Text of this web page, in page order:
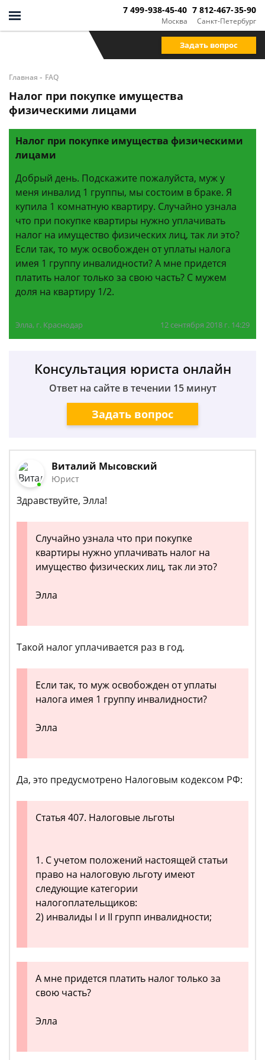
Москва
7 499-938-45-40
Санкт-Петербург
7 812-467-35-90
Задать вопрос
Главная - FAQ
Налог при покупке имущества
физическими лицами
Налог при покупке имущества физическими
лицами
Добрый день. Подскажите пожалуйста, муж у
меня инвалид 1 группы, мы состоим в браке. Я
купила 1 комнатную квартиру. Случайно узнала
что при покупке квартиры нужно уплачивать
налог на имущество физических лиц, так ли это?
Если так, то муж освобожден от уплаты налога
имея 1 группу инвалидности? А мне придется
платить налог только за свою часть? С мужем
доля на квартиру 1/2.
Элла, г. Краснодар 12 сентября 2018 г. 14:29
Консультация юриста онлайн
Ответ на сайте в течении 15 минут
Задать вопрос
Виталий Мысовский
Юрист
Здравствуйте, Элла!
Случайно узнала что при покупке
квартиры нужно уплачивать налог на
имущество физических лиц, так ли это?
Элла
Такой налог уплачивается раз в год.
Если так, то муж освобожден от уплаты
налога имея 1 группу инвалидности?
Элла
Да, это предусмотрено Налоговым кодексом РФ:
Статья 407. Налоговые льготы
1. С учетом положений настоящей статьи
право на налоговую льготу имеют
следующие категории
налогоплательщиков:
2) инвалиды I и II групп инвалидности;
А мне придется платить налог только за
свою часть?
Элла